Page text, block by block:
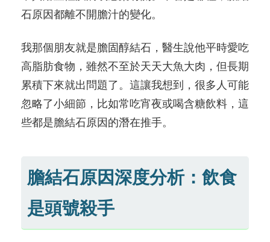
石原因都離不開膽汁的變化。
我那個朋友就是膽固醇結石，醫生說他平時愛吃
高脂肪食物，雖然不至於天天大魚大肉，但長期
累積下來就出問題了。這讓我想到，很多人可能
忽略了小細節，比如常吃宵夜或喝含糖飲料，這
些都是膽結石原因的潛在推手。
膽結石原因深度分析：飲食
是頭號殺手